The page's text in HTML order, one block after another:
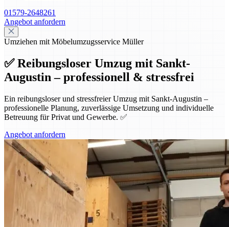
01579-2648261
Angebot anfordern
Umziehen mit Möbelumzugsservice Müller
✅ Reibungsloser Umzug mit Sankt-
Augustin – professionell & stressfrei
Ein reibungsloser und stressfreier Umzug mit Sankt-Augustin –
professionelle Planung, zuverlässige Umsetzung und individuelle
Betreuung für Privat und Gewerbe. ✅
Angebot anfordern